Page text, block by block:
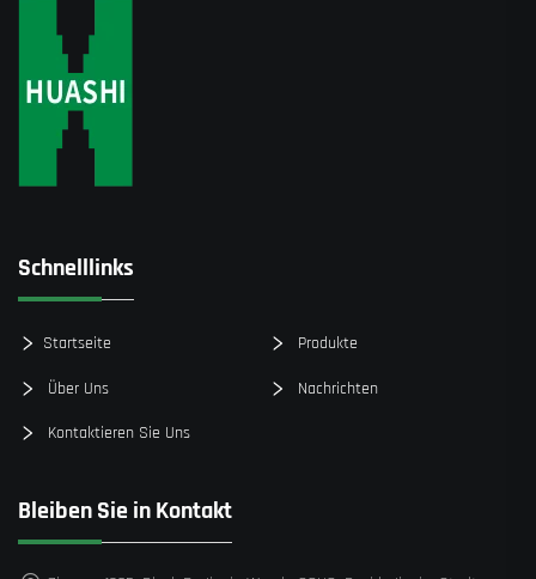
Schnelllinks
Startseite Produkte
Über Uns Nachrichten
Kontaktieren Sie Uns
Bleiben Sie in Kontakt